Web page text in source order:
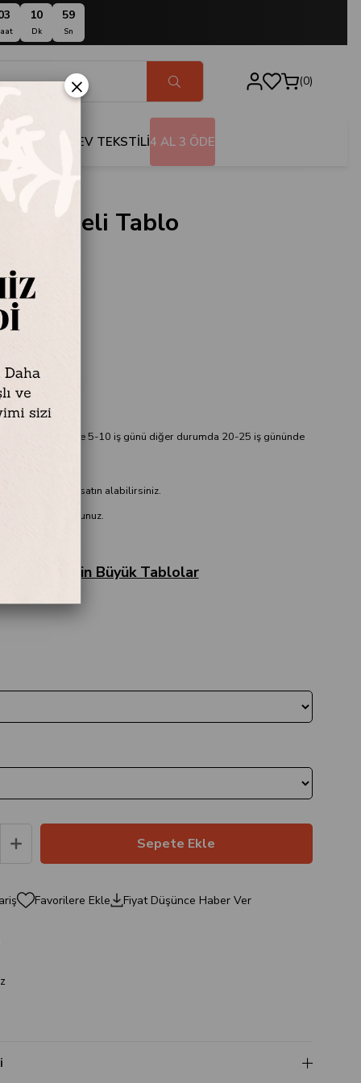
10
Dk
58
Sn
0
EV TEKSTİLİ4 AL 3 ÖDE
Çerçeveli Tablo
Tablo
cm
x 135 cm
hazırda var ise 5-10 iş günü diğer durumda 20-25 iş gününde
olarak da satın alabilirsiniz.
için lütfen sorunuz.
cm Salon İçin Büyük Tablolar
Favorilere Ekle Fiyat Düşünce Haber Ver
×